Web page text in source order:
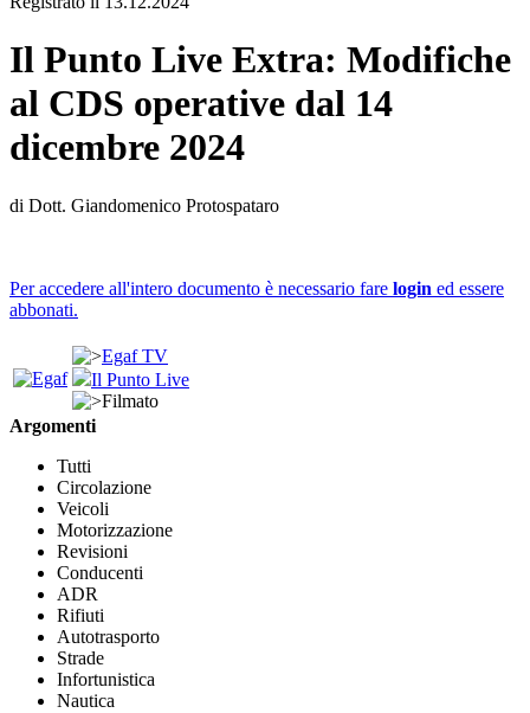
Il Punto Live Extra: Modifiche
al CDS operative dal 14
dicembre 2024
di Dott. Giandomenico Protospataro
Per accedere all'intero documento è necessario fare login ed essere
abbonati.
Egaf TV
Il Punto Live
Filmato
Argomenti
Tutti
Circolazione
Veicoli
Motorizzazione
Revisioni
Conducenti
ADR
Rifiuti
Autotrasporto
Strade
Infortunistica
Nautica